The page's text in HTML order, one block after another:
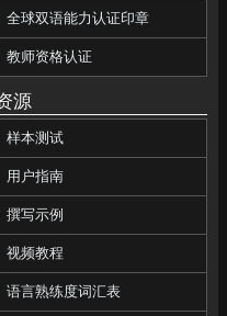
全球双语能力认证印章
教师资格认证
源
样本测试
用户指南
撰写示例
视频教程
语言熟练度词汇表